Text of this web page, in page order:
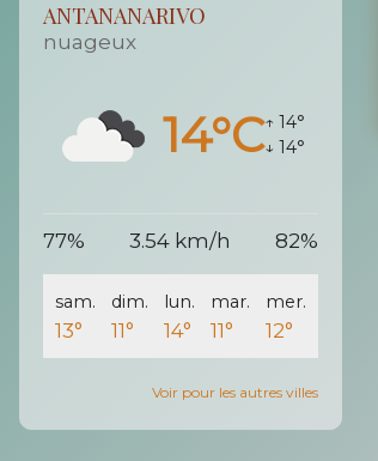
ANTANANARIVO
nuageux
14°C↑ 14°
↓ 14°
77% 3.54 km/h 82%
sam.
13°
dim.
11°
lun.
14°
mar.
11°
mer.
12°
Voir pour les autres villes